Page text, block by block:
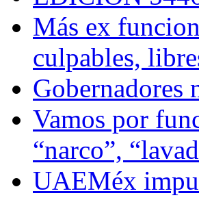
Más ex
culpables,
Gobernadores
Vamos por
“narco”,
UAEMéx